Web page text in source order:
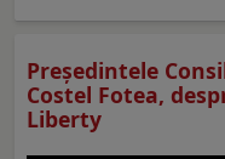
Preşedintele
Costel Fotea,
Liberty